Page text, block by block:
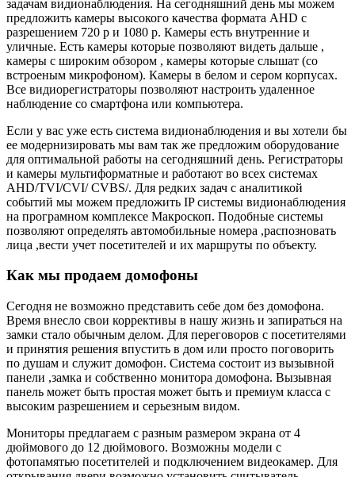
задачам видионаблюдения. На сегодняшний день мы можем
предложить камеры высокого качества формата AHD с
разрешением 720 р и 1080 р. Камеры есть внутренние и
уличные. Есть камеры которые позволяют видеть дальше ,
камеры с широким обзором , камеры которые слышат (со
встроеным микрофоном). Камеры в белом и сером корпусах.
Все видиорегистраторы позволяют настроить удаленное
наблюдение со смартфона или компьютера.
Если у вас уже есть система видионаблюдения и вы хотели бы
ее модернизировать мы вам так же предложим оборудование
для оптимальной работы на сегодняшний день. Регистраторы
и камеры мультиформатные и работают во всех системах
AHD/TVI/CVI/ CVBS/. Для редких задач с аналитикой
событий мы можем предложить IP системы видионаблюдения
на програмном комплексе Макроскоп. Подобные системы
позволяют определять автомобильные номера ,распозновать
лица ,вести учет посетителей и их маршруты по объекту.
Как мы продаем домофоны
Сегодня не возможно представить себе дом без домофона.
Время внесло свои коррективы в нашу жизнь и запираться на
замки стало обычным делом. Для переговоров с посетителями
и принятия решения впустить в дом или просто поговорить
по душам и служит домофон. Система состоит из вызывной
панели ,замка и собственно монитора домофона. Вызывная
панель может быть простая может быть и премиум класса с
высоким разрешением и серьезным видом.
Мониторы предлагаем с разным размером экрана от 4
дюймового до 12 дюймового. Возможны модели с
фотопамятью посетителей и подключением видеокамер. Для